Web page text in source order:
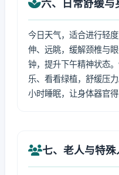
六、日常舒缓与
今日天气，适合进行轻
伸、远眺，缓解颈椎与
钟，提升下午精神状态
乐、看看绿植，舒缓压
小时睡眠，让身体器官
七、老人与特